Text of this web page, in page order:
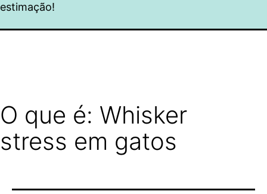
estimação!
O que é: Whisker
stress em gatos